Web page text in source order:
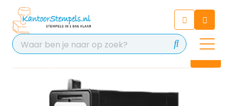
Chat 24/7 met onze chatbot
voor hulp
Contact